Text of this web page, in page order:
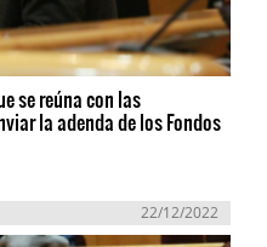
se reúna con las
la adenda de los Fondos
22/12/2022